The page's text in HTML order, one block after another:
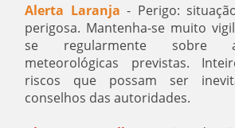
Alerta Laranja - Perigo:
perigosa. Mantenha-se muito
se regularmente sobre
meteorológicas previstas.
riscos que possam ser
conselhos das autoridades.